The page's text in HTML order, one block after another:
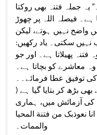
یہ جملہ فتنہ بھی روکتا
فیصلہ اللہ پر چھوڑ
واضح نہیں ہوتے، لیکن
نہیں سکتی۔ یاد رکھیں:
پھیلاتا ہے۔ اور جو
معاشرے کو بچاتا ہے۔
توفیق عطا فرمائے۔۔
بڑھ کر بتایا گیا ہے (
آزمائش میں، ہماری
نعوذبک من فتنة المحیا
والممات۔